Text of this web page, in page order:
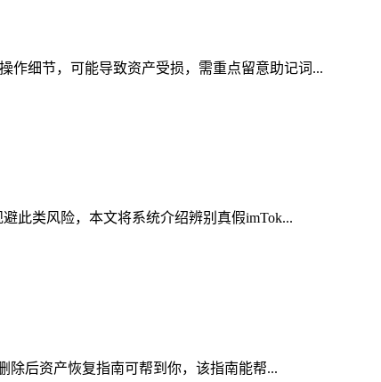
作细节，可能导致资产受损，需重点留意助记词...
此类风险，本文将系统介绍辨别真假imTok...
除后资产恢复指南可帮到你，该指南能帮...